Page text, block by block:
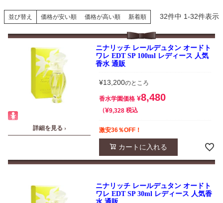
並び替え 価格が安い順 価格が高い順 新着順 32件中 1-32件表示
詳細を見る ›
ニナリッチ レールデュタン オードト
ワレ EDT SP 100ml レディース 人気
香水 通販
¥13,200のところ
香水学園価格 ¥8,480
¥9,328 税込
激安36％OFF！
カートに入れる
ニナリッチ レールデュタン オードト
ワレ EDT SP 30ml レディース 人気香